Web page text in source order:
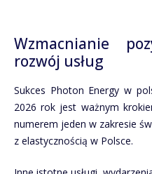
Wzmacnianie
rozwój usług
Sukces Photon Energy w
2026 rok jest ważnym
numerem jeden w zakresie
z elastycznością w Polsce.